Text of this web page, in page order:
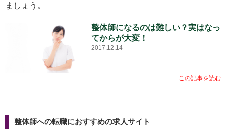
ましょう。
整体師になるのは難しい？実はなっ
てからが大変！
2017.12.14
この記事を読む
整体師への転職におすすめの求人サイト